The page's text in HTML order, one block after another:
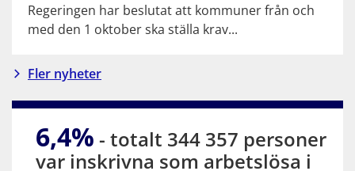
Regeringen har beslutat att kommuner från och
med den 1 oktober ska ställa krav...
Fler nyheter
6,4% - totalt 344 357 personer
var inskrivna som arbetslösa i